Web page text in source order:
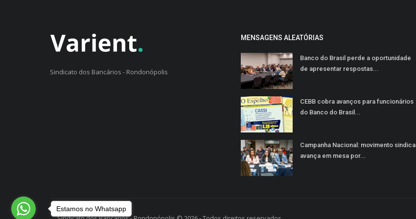
Sindicato dos Bancários - Rondonópolis
MENSAGENS ALEATÓRIAS
Banco do Brasil perde a oportunidade
de apresentar respostas...
CEBB cobra avanços para funcionários
do Banco do Brasil...
Campanha Nacional: movimento sindical
avança em mesa por...
Estamos no Whatsapp